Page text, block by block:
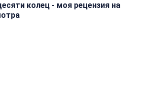
колец - моя рецензия на